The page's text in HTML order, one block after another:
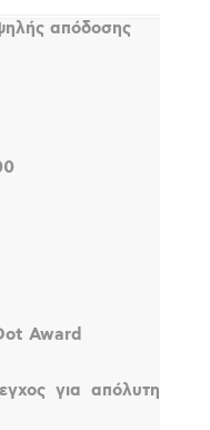
απόδοσης
Award
για απόλυτη